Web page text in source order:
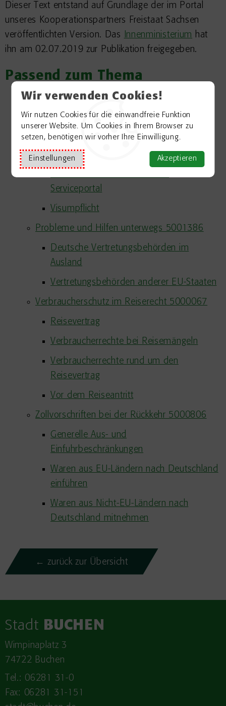
Wir verwenden Cookies!
Wir nutzen Cookies für die einwandfreie Funktion
unserer Website. Um Cookies in Ihrem Browser zu
setzen, benötigen wir vorher Ihre Einwilligung.
Einstellungen Akzeptieren
Dieser Text entstand auf Grundlage der im Portal
unseres Kooperationspartners Freistaat Sachsen
veröffentlichten Version. Das
Innenministerium hat
ihn am 02.07.2019 zur Publikation freigegeben.
Passend zum Thema
Reisen
Dokumente und Visa 5000356
Passersatz
Reisen von Minderjährigen
Serviceportal
Visumpflicht
Probleme und Hilfen unterwegs 5001386
Deutsche Vertretungsbehörden im
Ausland
Vertretungsbehörden anderer EU-Staaten
Verbraucherschutz im Reiserecht 5000067
Reisevertrag
Verbraucherrechte bei Reisemängeln
Verbraucherrechte rund um den
Reisevertrag
Vor dem Reiseantritt
Zollvorschriften bei der Rückkehr 5000806
Generelle Aus- und
Einfuhrbeschränkungen
Waren aus EU-Ländern nach Deutschland
einführen
Waren aus Nicht-EU-Ländern nach
Deutschland mitnehmen
← zurück zur Übersicht
Stadt BUCHEN
Wimpinaplatz 3
74722 Buchen
Tel.: 06281 31-0
Fax: 06281 31-151